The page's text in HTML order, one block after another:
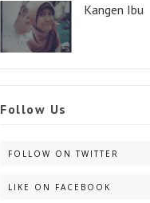
Kangen Ibu
Follow Us
FOLLOW ON TWITTER
LIKE ON FACEBOOK